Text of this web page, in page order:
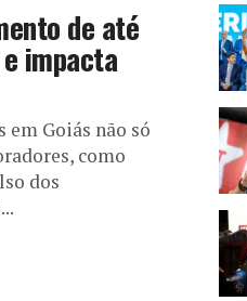
de até
impacta
Goiás não só
como
dos